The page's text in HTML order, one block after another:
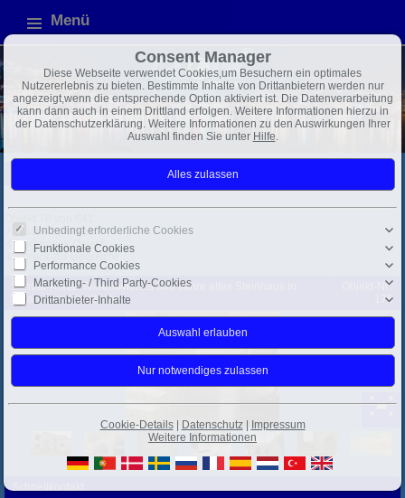
Menü
Exposé
Nächstes Objekt
Vorheriges Objekt
Zurück zur Übersicht
Zentral-Kreta: Teilrenoviertes 500 Jahre altes Steinhaus in
Vizari, Suedwestkreta
Objekt-Nr.:
175
Schnellkontakt
Consent Manager
Diese Webseite verwendet Cookies,um Besuchern ein optimales
Nutzererlebnis zu bieten. Bestimmte Inhalte von Drittanbietern werden nur
angezeigt,wenn die entsprechende Option aktiviert ist. Die Datenverarbeitung
kann dann auch in einem Drittland erfolgen. Weitere Informationen hierzu in
der Datenschutzerklärung. Weitere Informationen zu den Auswirkungen Ihrer
Auswahl finden Sie unter Hilfe.
Unbedingt erforderliche Cookies
Funktionale Cookies
Performance Cookies
Marketing- / Third Party-Cookies
Drittanbieter-Inhalte
Cookie-Details| Datenschutz|
Impressum
Weitere Informationen